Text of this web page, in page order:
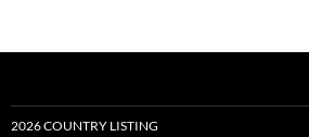
2026 COUNTRY LISTING